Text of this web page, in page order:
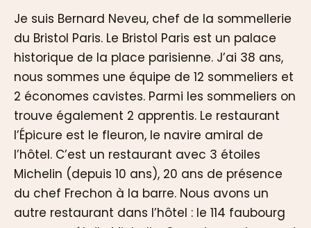
Je suis Bernard Neveu, chef de la sommellerie
du Bristol Paris. Le Bristol Paris est un palace
historique de la place parisienne. J’ai 38 ans,
nous sommes une équipe de 12 sommeliers et
2 économes cavistes. Parmi les sommeliers on
trouve également 2 apprentis. Le restaurant
l’Épicure est le fleuron, le navire amiral de
l’hôtel. C’est un restaurant avec 3 étoiles
Michelin (depuis 10 ans), 20 ans de présence
du chef Frechon à la barre. Nous avons un
autre restaurant dans l’hôtel : le 114 faubourg